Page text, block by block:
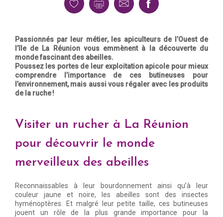
Passionnés par leur métier, les apiculteurs de l’Ouest de
l’île de La Réunion vous emmènent à la découverte du
monde fascinant des abeilles.
Poussez les portes de leur exploitation apicole pour mieux
comprendre l’importance de ces butineuses pour
l’environnement, mais aussi vous régaler avec les produits
de la ruche !
Visiter un rucher à La Réunion
pour découvrir le monde
merveilleux des abeilles
Reconnaissables à leur bourdonnement ainsi qu’à leur
couleur jaune et noire, les abeilles sont des insectes
hyménoptères. Et malgré leur petite taille, ces butineuses
jouent un rôle de la plus grande importance pour la